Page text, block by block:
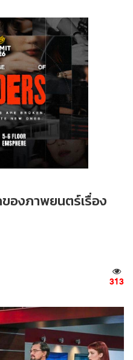
องภาพยนตร์เรื่อง
313